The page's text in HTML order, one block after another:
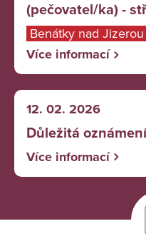
(pečovatel/ka) -
Benátky nad Jizerou
Více informací
12. 02. 2026
Důležitá oznámení
Více informací